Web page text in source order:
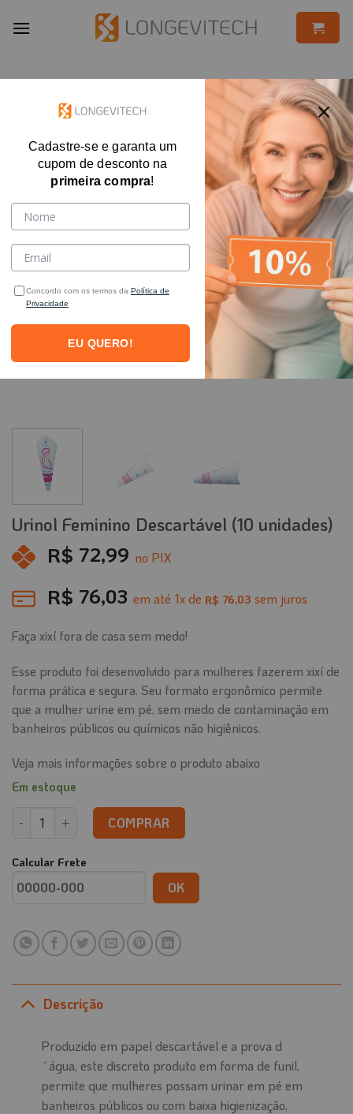
Urinol Feminino Descartável (10 unidades)
R$ 72,99 no PIX
R$ 76,03 em até 1x de R$ 76,03 sem juros
Faça xixí fora de casa sem medo!
Esse produto foi desenvolvido para mulheres fazerem xixí de
forma prática e segura. Seu formato ergonômico permite
que a mulher urine em pé, sem medo de contaminação em
banheiros públicos ou químicos não higiênicos.
Veja mais informações sobre o produto abaixo
Em estoque
Urinol Feminino Descartável (10 unidades) quantidade
COMPRAR
Calcular Frete
OK
Descrição
Produzido em papel descartável e a prova d
´água, este discreto produto em forma de funil,
permite que mulheres possam urinar em pé em
banheiros públicos ou com baixa higienização,
Cadastre-se e garanta um
cupom de desconto na
primeira compra!
Concordo com os termos da Política de
Privacidade
EU QUERO!